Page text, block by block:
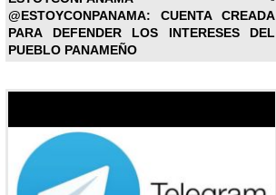
@ESTOYCONPANAMA: CUENTA CREADA
PARA DEFENDER LOS INTERESES DEL
PUEBLO PANAMEÑO